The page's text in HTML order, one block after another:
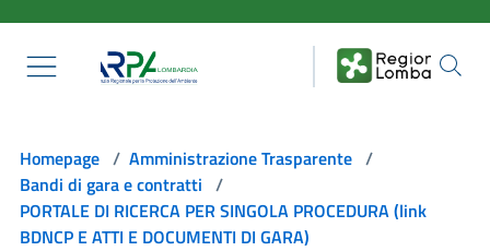
Homepage / Amministrazione Trasparente /
Bandi di gara e contratti /
PORTALE DI RICERCA PER SINGOLA PROCEDURA (link
BDNCP E ATTI E DOCUMENTI DI GARA)